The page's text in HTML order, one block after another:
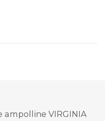
ampolline VIRGINIA